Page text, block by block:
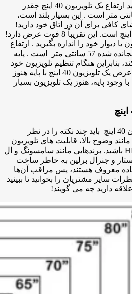
اگر برایت مهم است که بدانید ارتفاع یک تلویزیون 40 اینچ چقدر
ارتفاع آن حدود 55 سانتی متر است . این بسیار بلند است،
کافی برای آن در اتاق خود دارید!
عرض تلویزیون 40 اینچ 92.4 اینچ است. این تقریباً 8 فوت عرض دارد!
یا دیوار خود را اندازه بگیرید . ارتفاع
یک تلویزیون 40 اینچ با پایه گنجانده شده 57 سانتی متر است . پایه
بنابراین هنگام تنظیم تلویزیون خود
این را در نظر داشته باشید . عرض یک تلویزیون 40 اینچ با پایه هنوز
با وجود پایه، هنوز یک تلویزیون بسیار
هنگام انتخاب بهترین تلویزیون 40 اینچ باید چند نکته را در نظر
وضوح بالا، قابلیت های تلویزیون
هوشمند و چندین پورت HDMI باشید. برندهایی مانند سامسونگ و ال
و جنرال برلین به خاطر ساخت
اینچ فوق‌العاده معروف هستند، پس مراقب آن‌ها
سایر مشتریان را بخوانید تا ببینید
دارید چه می گویند!